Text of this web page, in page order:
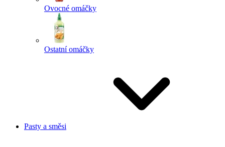
Ovocné omáčky
Ostatní omáčky
Pasty a směsi